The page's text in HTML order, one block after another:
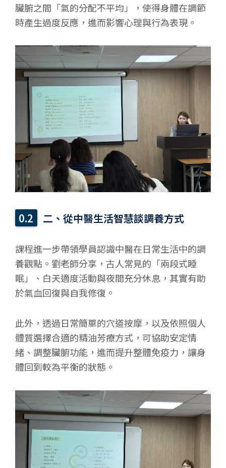
臟腑之間「氣的分配不平均」，使得身體在調節
時產生過度反應，進而影響心理與行為表現。
二、從中醫生活智慧談調養方式
課程進一步帶領學員認識中醫在日常生活中的調
養觀點。劉老師分享，古人常見的「兩段式睡
眠」、白天適度活動與夜間充分休息，其實有助
於氣血回復與自我修復。
此外，透過日常簡單的穴道按摩，以及依照個人
體質選擇合適的精油芳療方式，可協助安定情
緒、調整臟腑功能，進而提升整體免疫力，讓身
體回到較為平衡的狀態。